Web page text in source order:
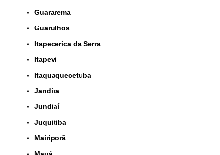
Guararema
Guarulhos
Itapecerica da Serra
Itapevi
Itaquaquecetuba
Jandira
Jundiaí
Juquitiba
Mairiporã